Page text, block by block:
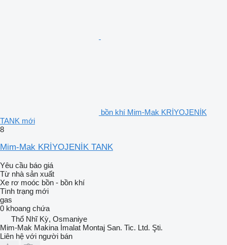
bồn khí Mim-Mak KRİYOJENİK
TANK mới
8
Mim-Mak KRİYOJENİK TANK
Yêu cầu báo giá
Từ nhà sản xuất
Xe rơ moóc bồn - bồn khí
Tình trạng mới
gas
0 khoang chứa
Thổ Nhĩ Kỳ, Osmaniye
Mim-Mak Makina İmalat Montaj San. Tic. Ltd. Şti.
Liên hệ với người bán